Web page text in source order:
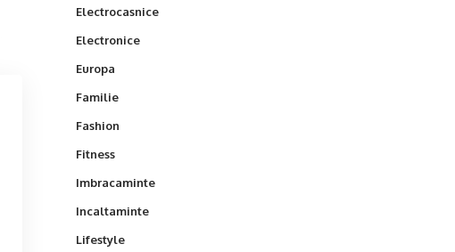
Electrocasnice
Electronice
Europa
Familie
Fashion
Fitness
Imbracaminte
Incaltaminte
Lifestyle